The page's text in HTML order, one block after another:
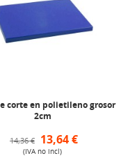
corte en polietileno grosor
2cm
14,36 € 13,64 €
(IVA no incl)